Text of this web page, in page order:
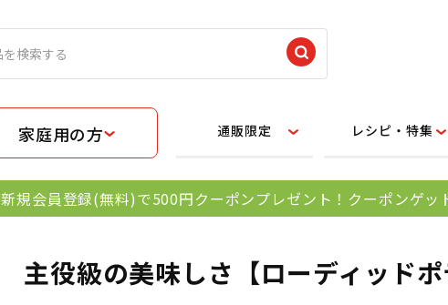
家庭用の方 通販限定 レシピ・特集
新規会員登録(無料)で500円クーポンプレゼント！クーポンゲッ
主役級の美味しさ【ローディッド